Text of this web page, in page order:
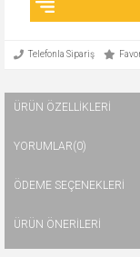
Telefonla Sipariş
ÜRÜN ÖZELLIKLERI
YORUMLAR(0)
ÖDEME SEÇENEKLERI
ÜRÜN ÖNERILERI